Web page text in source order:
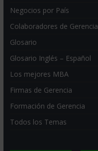
Negocios por País
Colaboradores de Gerencia
Glosario
Glosario Inglés – Español
Los mejores MBA
Firmas de Gerencia
Formación de Gerencia
Todos los Temas